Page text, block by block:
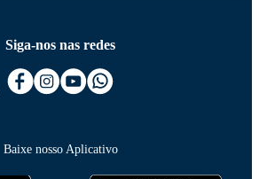
Siga-nos nas redes
Baixe nosso Aplicativo